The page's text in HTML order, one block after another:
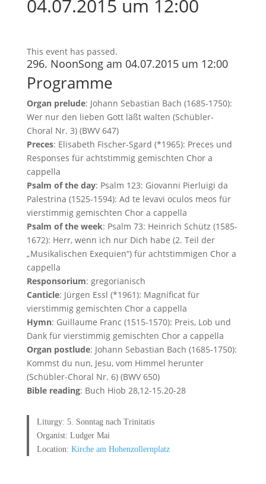
04.07.2015 um 12:00
This event has passed.
296. NoonSong am 04.07.2015 um 12:00
Programme
Organ prelude: Johann Sebastian Bach (1685-1750):
Wer nur den lieben Gott läßt walten (Schübler-
Choral Nr. 3) (BWV 647)
Preces: Elisabeth Fischer-Sgard (*1965): Preces und
Responses für achtstimmig gemischten Chor a
cappella
Psalm of the day: Psalm 123: Giovanni Pierluigi da
Palestrina (1525-1594): Ad te levavi oculos meos für
vierstimmig gemischten Chor a cappella
Psalm of the week: Psalm 73: Heinrich Schütz (1585-
1672): Herr, wenn ich nur Dich habe (2. Teil der
„Musikalischen Exequien“) für achtstimmigen Chor a
cappella
Responsorium: gregorianisch
Canticle: Jürgen Essl (*1961): Magnificat für
vierstimmig gemischten Chor a cappella
Hymn: Guillaume Franc (1515-1570): Preis, Lob und
Dank für vierstimmig gemischten Chor a cappella
Organ postlude: Johann Sebastian Bach (1685-1750):
Kommst du nun, Jesu, vom Himmel herunter
(Schübler-Choral Nr. 6) (BWV 650)
Bible reading: Buch Hiob 28,12-15.20-28
Liturgy: 5. Sonntag nach Trinitatis
Organist: Ludger Mai
Location:Kirche am Hohenzollernplatz